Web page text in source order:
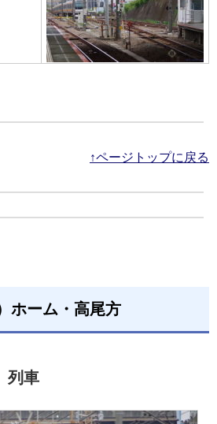
↑ページトップに戻る
ホーム・高尾方
列車